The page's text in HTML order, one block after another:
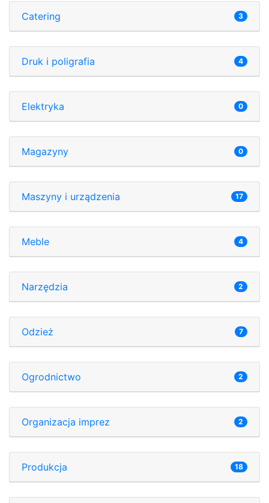
Catering 3
Druk i poligrafia 4
Elektryka 0
Magazyny 0
Maszyny i urządzenia 17
Meble 4
Narzędzia 2
Odzież 7
Ogrodnictwo 2
Organizacja imprez 2
Produkcja 18